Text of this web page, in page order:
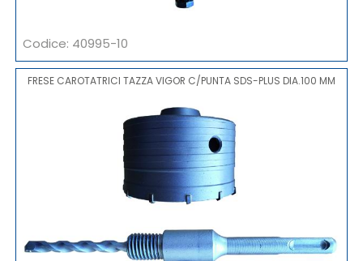
Codice: 40995-10
FRESE CAROTATRICI TAZZA VIGOR C/PUNTA SDS-PLUS DIA.100 MM